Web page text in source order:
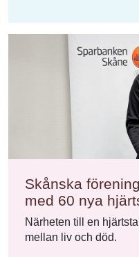
Skånska
med 60 nya
Närheten till en
mellan liv och död.